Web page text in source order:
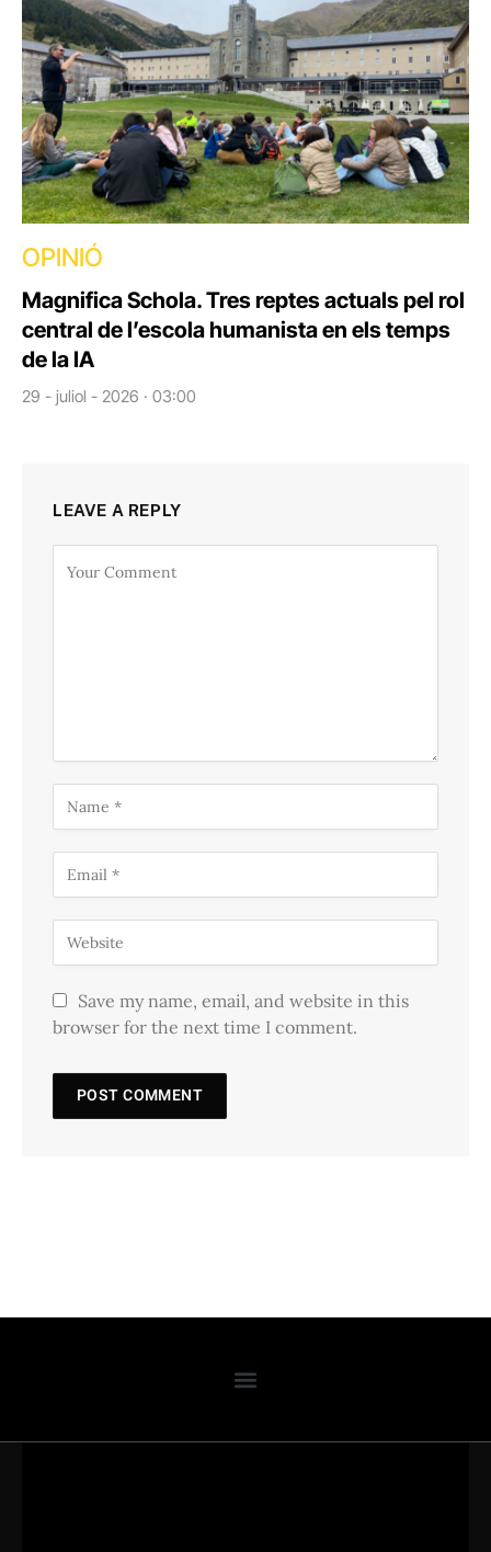
OPINIÓ
Magnifica Schola. Tres reptes actuals pel rol
central de l’escola humanista en els temps
de la IA
29 - juliol - 2026 · 03:00
LEAVE A REPLY
Save my name, email, and website in this
browser for the next time I comment.